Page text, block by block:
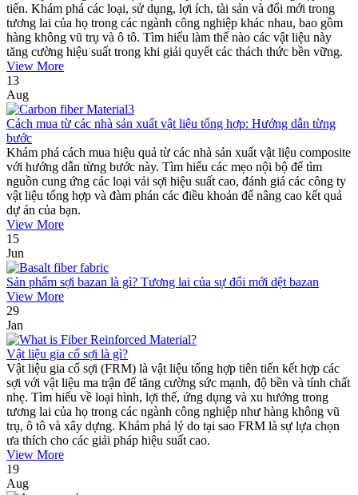
tiến. Khám phá các loại, sử dụng, lợi ích, tài sản và đổi mới trong
tương lai của họ trong các ngành công nghiệp khác nhau, bao gồm
hàng không vũ trụ và ô tô. Tìm hiểu làm thế nào các vật liệu này
tăng cường hiệu suất trong khi giải quyết các thách thức bền vững.
View More
13
Aug
Cách mua từ các nhà sản xuất vật liệu tổng hợp: Hướng dẫn từng
bước
Khám phá cách mua hiệu quả từ các nhà sản xuất vật liệu composite
với hướng dẫn từng bước này. Tìm hiểu các mẹo nội bộ để tìm
nguồn cung ứng các loại vải sợi hiệu suất cao, đánh giá các công ty
vật liệu tổng hợp và đàm phán các điều khoản để nâng cao kết quả
dự án của bạn.
View More
15
Jun
Sản phẩm sợi bazan là gì? Tương lai của sự đổi mới dệt bazan
View More
29
Jan
Vật liệu gia cố sợi là gì?
Vật liệu gia cố sợi (FRM) là vật liệu tổng hợp tiên tiến kết hợp các
sợi với vật liệu ma trận để tăng cường sức mạnh, độ bền và tính chất
nhẹ. Tìm hiểu về loại hình, lợi thế, ứng dụng và xu hướng trong
tương lai của họ trong các ngành công nghiệp như hàng không vũ
trụ, ô tô và xây dựng. Khám phá lý do tại sao FRM là sự lựa chọn
ưa thích cho các giải pháp hiệu suất cao.
View More
19
Aug